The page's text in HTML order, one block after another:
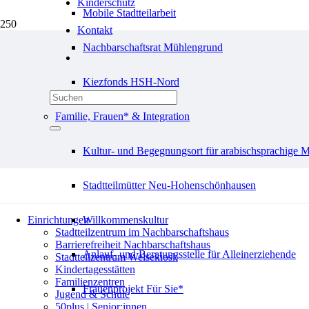
Kinderschutz
Kontakt
Mobile Stadtteilarbeit
Nachbarschaftsrat Mühlengrund
Kiezfonds HSH-Nord
Familie, Frauen* & Integration
Kultur- und Begegnungsort für arabischsprachige
Stadtteilmütter Neu-Hohenschönhausen
Willkommenskultur
Anlauf- und Beratungsstelle für Alleinerziehende
Frauenprojekt Für Sie*
Einrichtungen
Stadtteilzentrum im Nachbarschaftshaus
Barrierefreiheit Nachbarschaftshaus
Stadtteilzentrum Welsekiosk
Kindertagesstätten
Familienzentren
Jugend & Schule
50plus | Senior:innen
« Alle Veranstaltungen
POP-UP Sommerbibliothek
Repair-Café»